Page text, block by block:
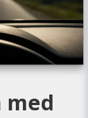
med